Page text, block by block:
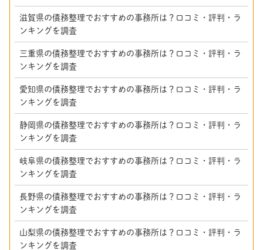
滋賀県の債務整理でおすすめの事務所は？口コミ・評判・ラ
ンキングを調査
三重県の債務整理でおすすめの事務所は？口コミ・評判・ラ
ンキングを調査
愛知県の債務整理でおすすめの事務所は？口コミ・評判・ラ
ンキングを調査
静岡県の債務整理でおすすめの事務所は？口コミ・評判・ラ
ンキングを調査
岐阜県の債務整理でおすすめの事務所は？口コミ・評判・ラ
ンキングを調査
長野県の債務整理でおすすめの事務所は？口コミ・評判・ラ
ンキングを調査
山梨県の債務整理でおすすめの事務所は？口コミ・評判・ラ
ンキングを調査